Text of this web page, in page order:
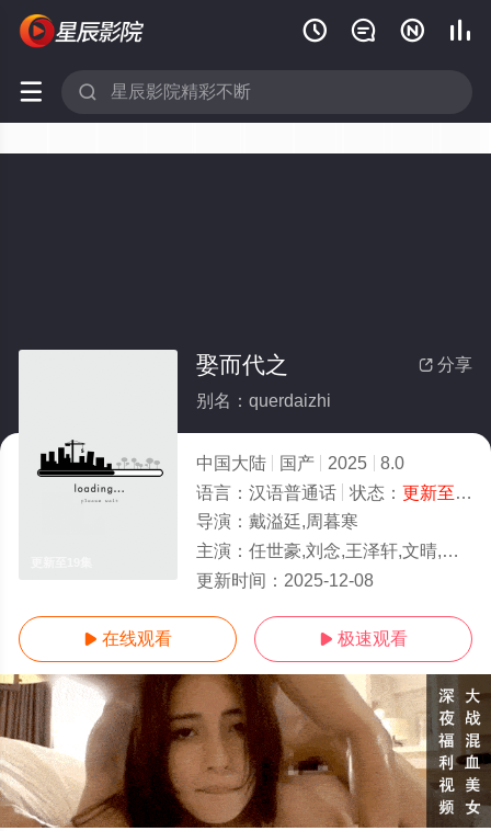
   
 
 分享
娶而代之
别名：querdaizhi
中国大陆 国产 2025
8.0
语言： 汉语普通话 状态： 更新至19集
导演： 戴溢廷,周暮寒
主演： 任世豪,刘念,王泽轩,文晴,杨博奇,黄伟,毕雪,任重,杭筱玥,高伟亮
更新时间： 2025-12-08
 在线观看  极速观看